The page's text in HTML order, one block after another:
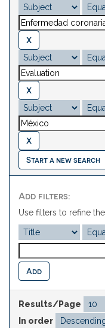
Start a new search
Add filters:
Use filters to refine
Results/Page
In order